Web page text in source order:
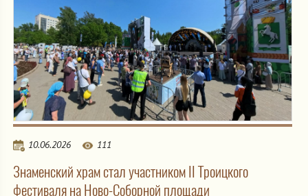
10.06.2026 111
Знаменский храм стал участником II Троицкого
фестиваля на Ново-Соборной площади